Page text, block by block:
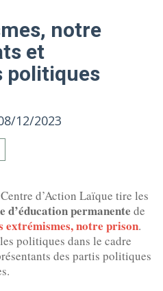
notre
et
politiques
12/2023
d’Action Laïque tire les
d’éducation permanente de
extrémismes, notre prison.
politiques dans le cadre
des partis politiques